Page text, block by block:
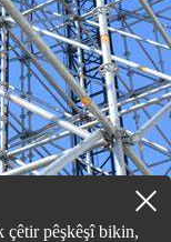
çêtir pêşkêşî bikin,